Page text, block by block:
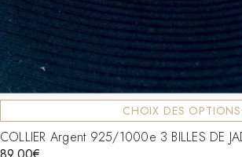
CHOIX DES OPTIONS
COLLIER Argent 925/1000e 3 BILLES DE